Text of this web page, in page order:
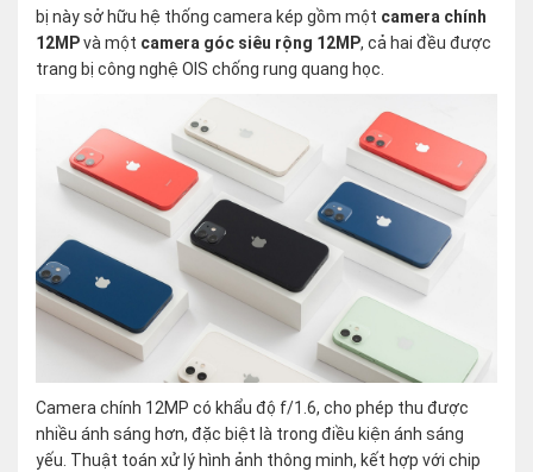
bị này sở hữu hệ thống camera kép gồm một camera chính
12MPvà một camera góc siêu rộng 12MP, cả hai đều được
trang bị công nghệ OIS chống rung quang học.
Camera chính 12MP có khẩu độ f/1.6, cho phép thu được
nhiều ánh sáng hơn, đặc biệt là trong điều kiện ánh sáng
yếu. Thuật toán xử lý hình ảnh thông minh, kết hợp với chip